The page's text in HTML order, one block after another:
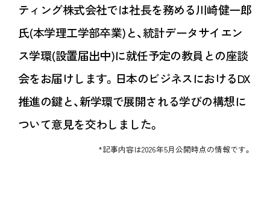
ティング株式会社では社長を務める川崎健一郎
氏(本学理工学部卒業)と、統計データサイエン
ス学環(設置届出中)に就任予定の教員との座談
会をお届けします。日本のビジネスにおけるDX
推進の鍵と、新学環で展開される学びの構想に
ついて意見を交わしました。
*記事内容は2026年5月公開時点の情報です。